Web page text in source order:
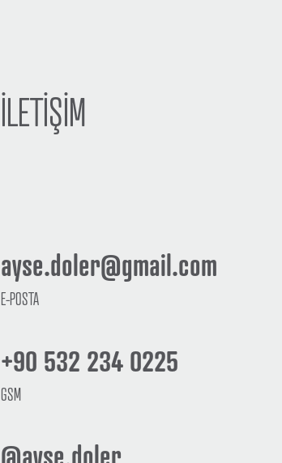
İLETİŞİM
ayse.doler@gmail.com
E-POSTA
+90 532 234 0225
GSM
@ayse.doler